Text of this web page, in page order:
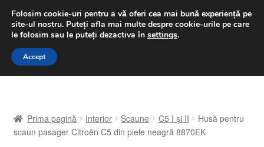
LIVRARE de la 33 lei
luni-vineri 9 a.m. - 4 p.m.031 229 6816
Sari
Sari
A lua legatura
Prima pagină Interior Scaune C5 I și II
Husă pentru
scaun pasager Citroën C5 din piele neagră 8870EK
Folosim cookie-uri pentru a vă oferi cea mai bună experiență pe
site-ul nostru. Puteți afla mai multe despre cookie-urile pe care
le folosim sau le puteți dezactiva în settings.
Accept